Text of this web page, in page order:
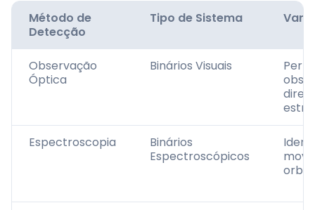
Método de
Detecção
Tipo de Sistema
Observação
Óptica
Binários Visuais
Espectroscopia
Binários
Espectroscópicos